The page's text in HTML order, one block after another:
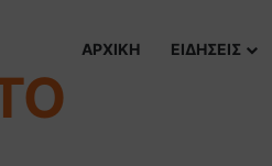
ΑΡΧΙΚΗ ΕΙΔΗΣΕΙΣ